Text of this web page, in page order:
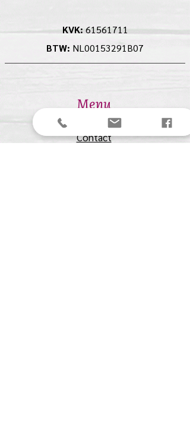
KVK:61561711
BTW: NL00153291B07
Menu
Contact